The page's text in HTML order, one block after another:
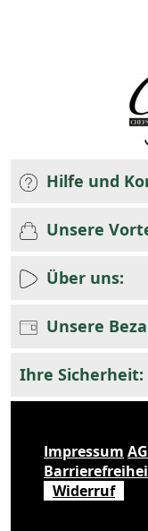
Hilfe und
Unsere
Über uns:
Unsere
Ihre Sicherheit:
Impressum
Widerruf